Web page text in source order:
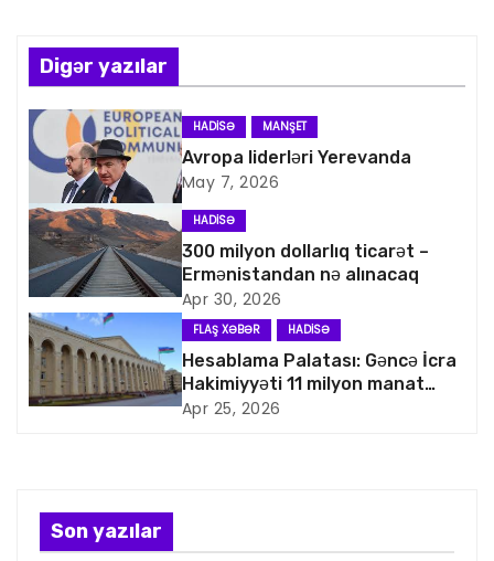
n
a
v
i
q
a
s
i
s
Digər yazılar
HADISƏ MANŞET
Avropa liderləri Yerevanda
May 7, 2026
HADISƏ
300 milyon dollarlıq ticarət –
Ermənistandan nə alınacaq
Apr 30, 2026
FLAŞ XƏBƏR HADISƏ
Hesablama Palatası: Gəncə İcra
Hakimiyyəti 11 milyon manat
artıq xərcləyib
Apr 25, 2026
Son yazılar